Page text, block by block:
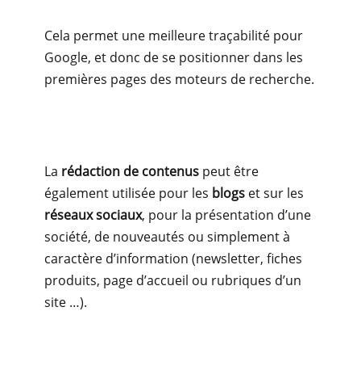
Cela permet une meilleure traçabilité pour
Google, et donc de se positionner dans les
premières pages des moteurs de recherche.
La rédaction de contenus peut être
également utilisée pour les blogs et sur les
réseaux sociaux, pour la présentation d’une
société, de nouveautés ou simplement à
caractère d’information (newsletter, fiches
produits, page d’accueil ou rubriques d’un
site …).